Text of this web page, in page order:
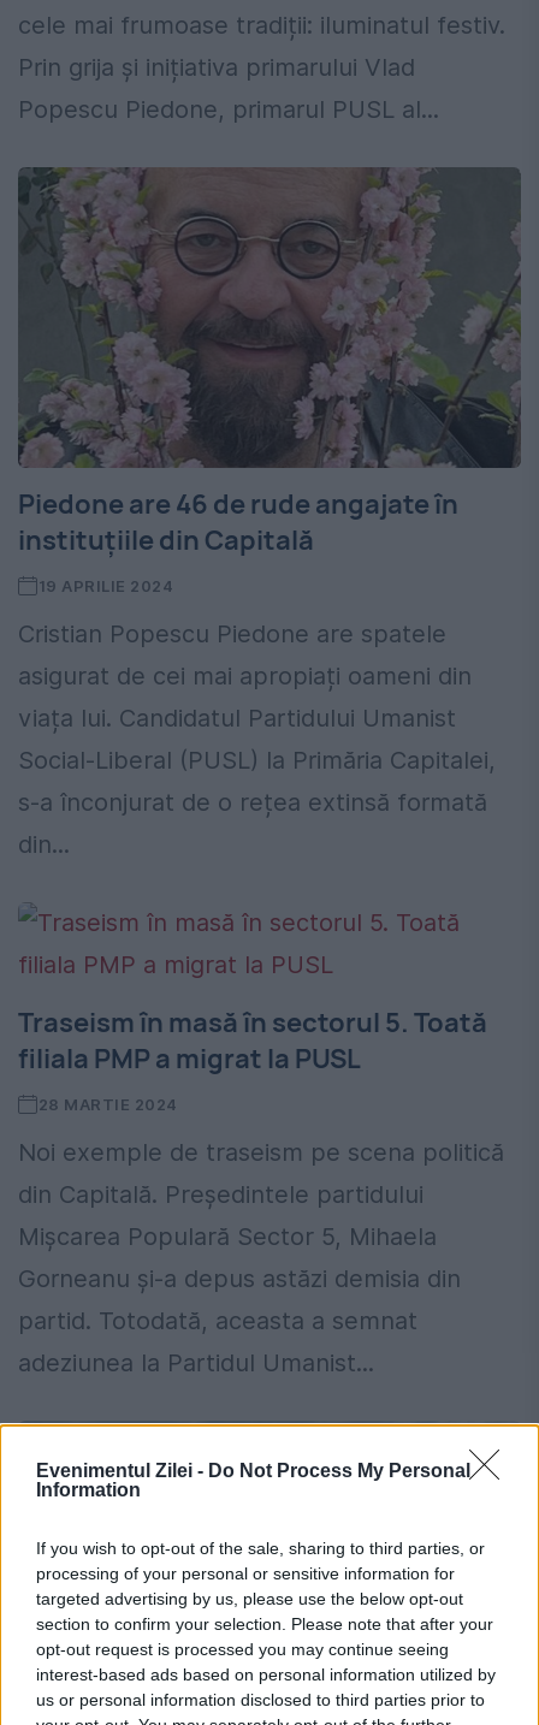
Evenimentul Zilei - Do Not Process My Personal
Information
If you wish to opt-out of the sale, sharing to third parties, or
processing of your personal or sensitive information for
targeted advertising by us, please use the below opt-out
section to confirm your selection. Please note that after your
opt-out request is processed you may continue seeing
interest-based ads based on personal information utilized by
us or personal information disclosed to third parties prior to
cele mai frumoase tradiții: iluminatul festiv.
Prin grija și inițiativa primarului Vlad
Popescu Piedone, primarul PUSL al...
Piedone are 46 de rude angajate în
instituțiile din Capitală
19 APRILIE 2024
Cristian Popescu Piedone are spatele
asigurat de cei mai apropiați oameni din
viața lui. Candidatul Partidului Umanist
Social-Liberal (PUSL) la Primăria Capitalei,
s-a înconjurat de o rețea extinsă formată
din...
Traseism în masă în sectorul 5. Toată
filiala PMP a migrat la PUSL
28 MARTIE 2024
Noi exemple de traseism pe scena politică
din Capitală. Președintele partidului
Mișcarea Populară Sector 5, Mihaela
Gorneanu și-a depus astăzi demisia din
partid. Totodată, aceasta a semnat
adeziunea la Partidul Umanist...